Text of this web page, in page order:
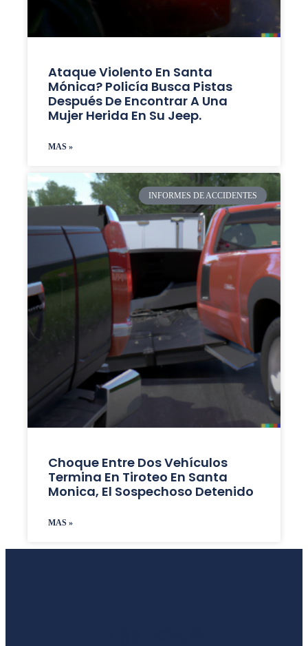
Ataque Violento En Santa
Mónica? Policía Busca Pistas
Después De Encontrar A Una
Mujer Herida En Su Jeep.
MAS »
INFORMES DE ACCIDENTES
Choque Entre Dos Vehículos
Termina En Tiroteo En Santa
Monica, El Sospechoso Detenido
MAS »